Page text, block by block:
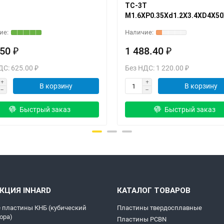
₽
625.00 ₽
В корзину
Быстрый заказ
TC-3T
1 488.40 ₽
Без НДС: 1 220.00 ₽
В корзину
Быстрый заказ
INHARD
КНБ (кубический
КАТАЛОГ ТОВАРОВ
Пластины твердосплавные
Пластины PCBN